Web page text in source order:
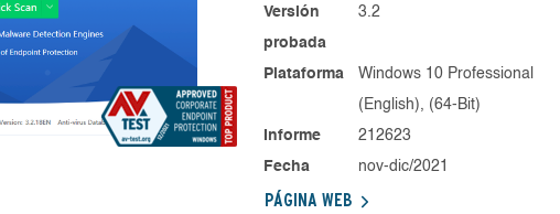
Versión
probada
3.2
Plataforma
Windows 10 Professional
(English), (64-Bit)
Informe
212623
Fecha
nov-dic/2021
PÁGINA WEB